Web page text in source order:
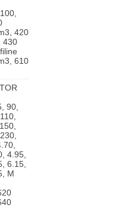
420
430
610
90,
4.95,
6.15,
M